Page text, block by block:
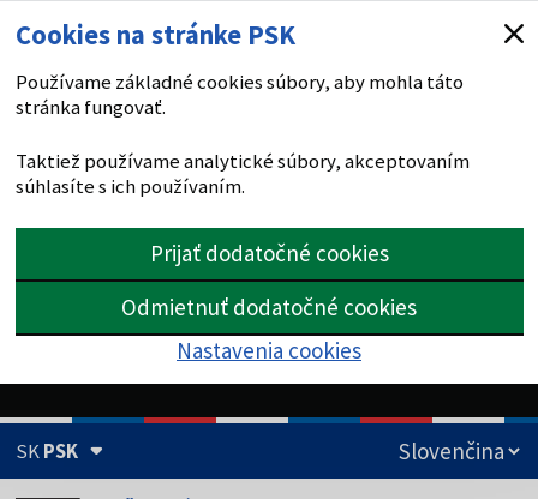
Cookies na stránke PSK
Používame základné cookies súbory, aby mohla táto
stránka fungovať.
Taktiež používame analytické súbory, akceptovaním
súhlasíte s ich používaním.
Prijať dodatočné cookies
Odmietnuť dodatočné cookies
Nastavenia cookies
SKPSK